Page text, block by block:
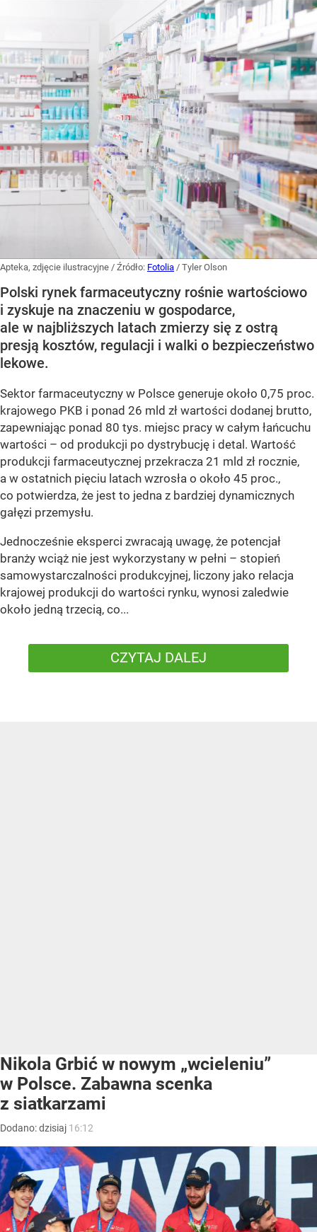
Apteka, zdjęcie ilustracyjne / Źródło: Fotolia / Tyler Olson
Polski rynek farmaceutyczny rośnie wartościowo
i zyskuje na znaczeniu w gospodarce,
ale w najbliższych latach zmierzy się z ostrą
presją kosztów, regulacji i walki o bezpieczeństwo
lekowe.
Sektor farmaceutyczny w Polsce generuje około 0,75 proc.
krajowego PKB i ponad 26 mld zł wartości dodanej brutto,
zapewniając ponad 80 tys. miejsc pracy w całym łańcuchu
wartości – od produkcji po dystrybucję i detal. Wartość
produkcji farmaceutycznej przekracza 21 mld zł rocznie,
a w ostatnich pięciu latach wzrosła o około 45 proc.,
co potwierdza, że jest to jedna z bardziej dynamicznych
gałęzi przemysłu.
Jednocześnie eksperci zwracają uwagę, że potencjał
branży wciąż nie jest wykorzystany w pełni – stopień
samowystarczalności produkcyjnej, liczony jako relacja
krajowej produkcji do wartości rynku, wynosi zaledwie
około jedną trzecią, co...
CZYTAJ DALEJ
Nikola Grbić w nowym „wcieleniu”
w Polsce. Zabawna scenka
z siatkarzami
Dodano:dzisiaj 16:12